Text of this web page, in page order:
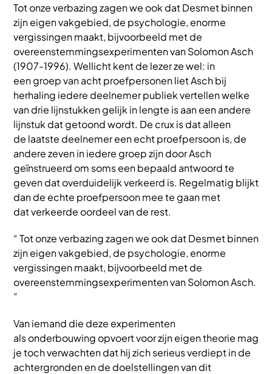
Tot onze verbazing zagen we ook dat Desmet binnen
zijn eigen vakgebied, de psychologie, enorme
vergissingen maakt, bijvoorbeeld met de
overeenstemmingsexperimenten van Solomon Asch
(1907-1996). Wellicht kent de lezer ze wel: in
een groep van acht proefpersonen liet Asch bij
herhaling iedere deelnemer publiek vertellen welke
van drie lijnstukken gelijk in lengte is aan een andere
lijnstuk dat getoond wordt. De crux is dat alleen
de laatste deelnemer een echt proefpersoon is, de
andere zeven in iedere groep zijn door Asch
geïnstrueerd om soms een bepaald antwoord te
geven dat overduidelijk verkeerd is. Regelmatig blijkt
dan de echte proefpersoon mee te gaan met
dat verkeerde oordeel van de rest.
“ Tot onze verbazing zagen we ook dat Desmet binnen
zijn eigen vakgebied, de psychologie, enorme
vergissingen maakt, bijvoorbeeld met de
overeenstemmingsexperimenten van Solomon Asch.
”
Van iemand die deze experimenten
als onderbouwing opvoert voor zijn eigen theorie mag
je toch verwachten dat hij zich serieus verdiept in de
achtergronden en de doelstellingen van dit